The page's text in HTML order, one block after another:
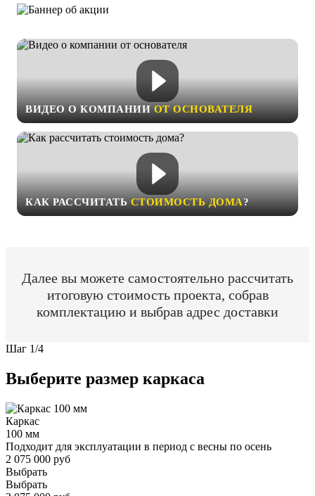
ВИДЕО О КОМПАНИИОТ ОСНОВАТЕЛЯ
КАК РАССЧИТАТЬСТОИМОСТЬ ДОМА?
Далее вы можете самостоятельно рассчитать
итоговую стоимость проекта, собрав
комплектацию и выбрав адрес доставки
Шаг 1/4
Выберите размер каркаса
Каркас
100 мм
Подходит для эксплуатации в период с весны по осень
2 075 000 руб
Выбрать
Выбрать